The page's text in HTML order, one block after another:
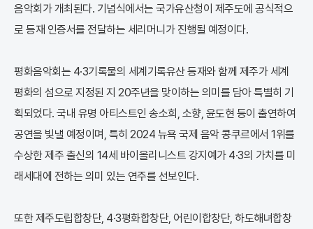
음악회가 개최된다. 기념식에서는 국가유산청이 제주도에 공식적으
로 등재 인증서를 전달하는 세리머니가 진행될 예정이다.
평화음악회는 4·3기록물의 세계기록유산 등재와 함께 제주가 세계
평화의 섬으로 지정된 지 20주년을 맞이하는 의미를 담아 특별히 기
획되었다. 국내 유명 아티스트인 송소희, 소향, 윤도현 등이 출연하여
공연을 빛낼 예정이며, 특히 2024 뉴욕 국제 음악 콩쿠르에서 1위를
수상한 제주 출신의 14세 바이올리니스트 강지예가 4·3의 가치를 미
래세대에 전하는 의미 있는 연주를 선보인다.
또한 제주도립합창단, 4·3평화합창단, 어린이합창단, 하도해녀합창